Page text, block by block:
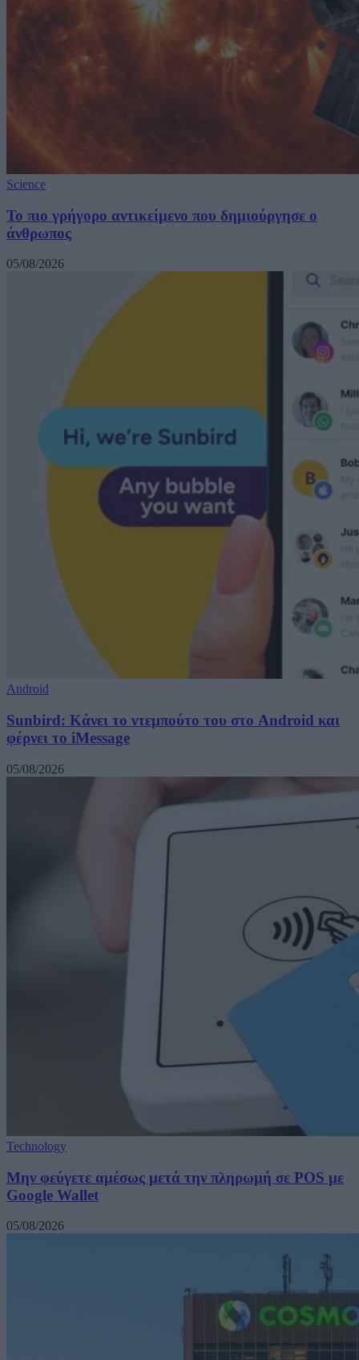
Science
Το πιο γρήγορο αντικείμενο που δημιούργησε ο
άνθρωπος
05/08/2026
Android
Sunbird: Κάνει το ντεμπούτο του στο Android και
φέρνει το iMessage
05/08/2026
Technology
Μην φεύγετε αμέσως μετά την πληρωμή σε POS με
Google Wallet
05/08/2026